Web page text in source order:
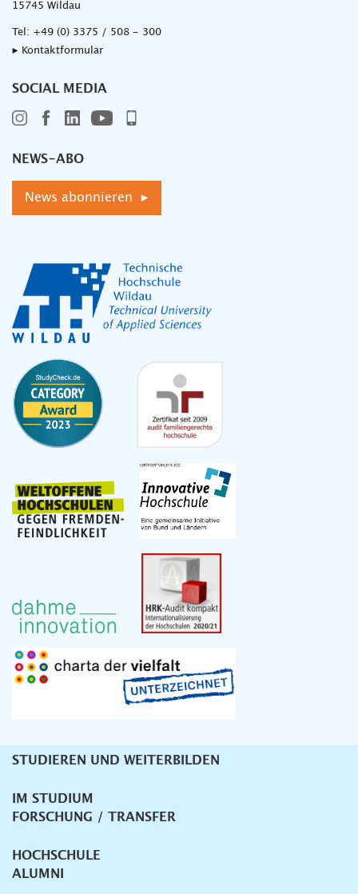
15745 Wildau
Tel: +49 (0) 3375 / 508 - 300
▸ Kontaktformular
SOCIAL MEDIA
NEWS-ABO
News abonnieren ▸
Unternavigation
STUDIEREN UND WEITERBILDEN
IM STUDIUM
FORSCHUNG / TRANSFER
HOCHSCHULE
ALUMNI